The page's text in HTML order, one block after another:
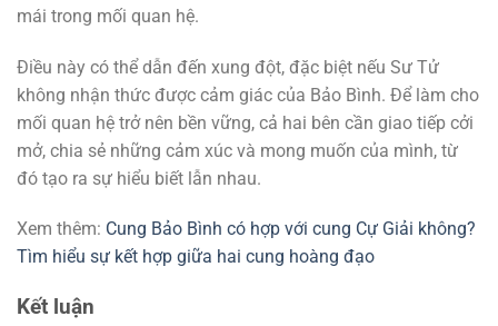
mái trong mối quan hệ.
Điều này có thể dẫn đến xung đột, đặc biệt nếu Sư Tử
không nhận thức được cảm giác của Bảo Bình. Để làm cho
mối quan hệ trở nên bền vững, cả hai bên cần giao tiếp cởi
mở, chia sẻ những cảm xúc và mong muốn của mình, từ
đó tạo ra sự hiểu biết lẫn nhau.
Xem thêm: Cung Bảo Bình có hợp với cung Cự Giải không?
Tìm hiểu sự kết hợp giữa hai cung hoàng đạo
Kết luận